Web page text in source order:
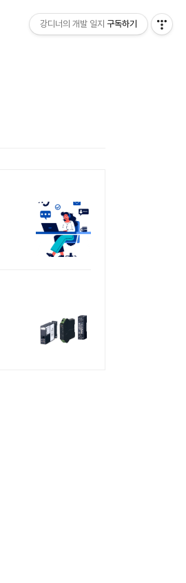
강디너의 개발 일지 구독하기